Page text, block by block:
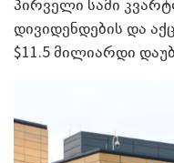
პირველი სამი
დივიდენდების და
$11.5 მილიარდი